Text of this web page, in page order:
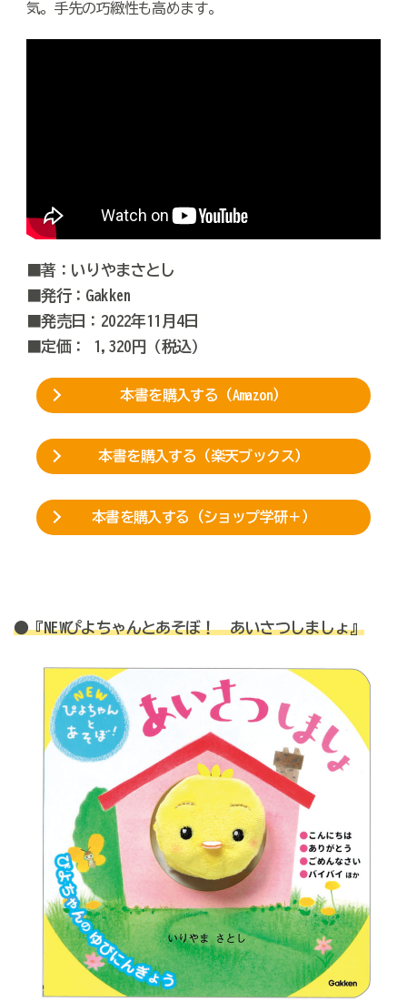
気。手先の巧緻性も高めます。
■著：いりやまさとし
■発行：Gakken
■発売日：2022年11月4日
■定価： 1,320円（税込）
本書を購入する（Amazon）
本書を購入する（楽天ブックス）
本書を購入する（ショップ学研＋）
●『NEWぴよちゃんとあそぼ！ あいさつしましょ』